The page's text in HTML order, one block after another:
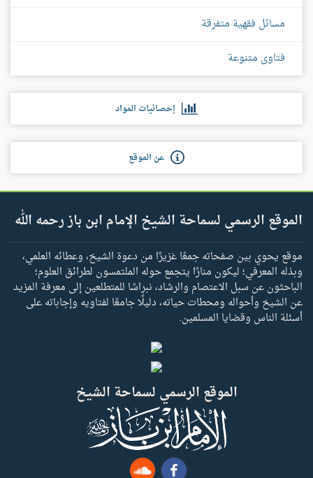
مسائل فقهية متفرقة
فتاوى متنوعة
إحصائيات المواد
عن الموقع
الموقع الرسمي لسماحة الشيخ الإمام ابن باز رحمه الله
موقع يحوي بين صفحاته جمعًا غزيرًا من دعوة الشيخ، وعطائه العلمي،
وبذله المعرفي؛ ليكون منارًا يتجمع حوله الملتمسون لطرائق العلوم؛
الباحثون عن سبل الاعتصام والرشاد، نبراسًا للمتطلعين إلى معرفة المزيد
عن الشيخ وأحواله ومحطات حياته، دليلًا جامعًا لفتاويه وإجاباته على
أسئلة الناس وقضايا المسلمين.
الموقع الرسمي لسماحة الشيخ